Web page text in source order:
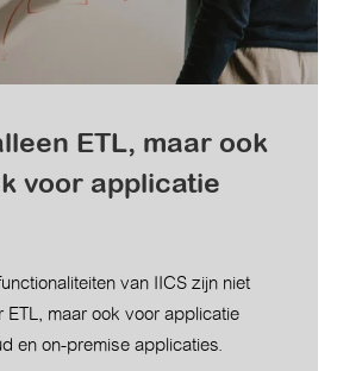
ETL, maar ook
voor applicatie
van IICS zijn niet
ETL, maar ook voor applicatie
en on-premise applicaties.